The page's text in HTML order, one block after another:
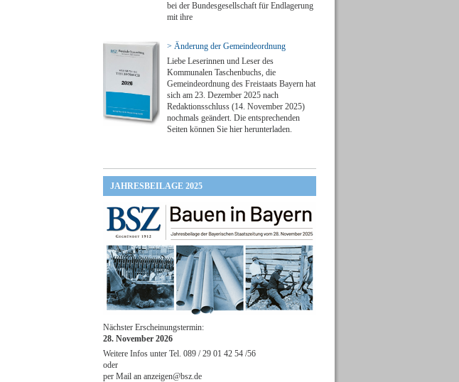
bei der Bundesgesellschaft für Endlagerung
mit ihre
> Änderung der Gemeindeordnung
Liebe Leserinnen und Leser des
Kommunalen Taschenbuchs, die
Gemeindeordnung des Freistaats Bayern hat
sich am 23. Dezember 2025 nach
Redaktionsschluss (14. November 2025)
nochmals geändert. Die entsprechenden
Seiten können Sie hier herunterladen.
JAHRESBEILAGE 2025
Nächster Erscheinungstermin:
28. November 2026
Weitere Infos unter Tel. 089 / 29 01 42 54 /56
oder
per Mail an anzeigen@bsz.de